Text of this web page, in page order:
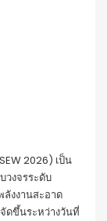
2026) เป็น
วงจรระดับ
งงานสะอาด
ดขึ้นระหว่างวันที่